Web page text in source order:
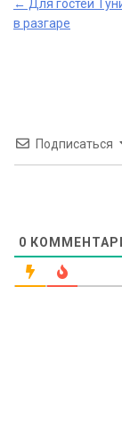
Post
← Для гостей
в разгаре
Подписаться
0